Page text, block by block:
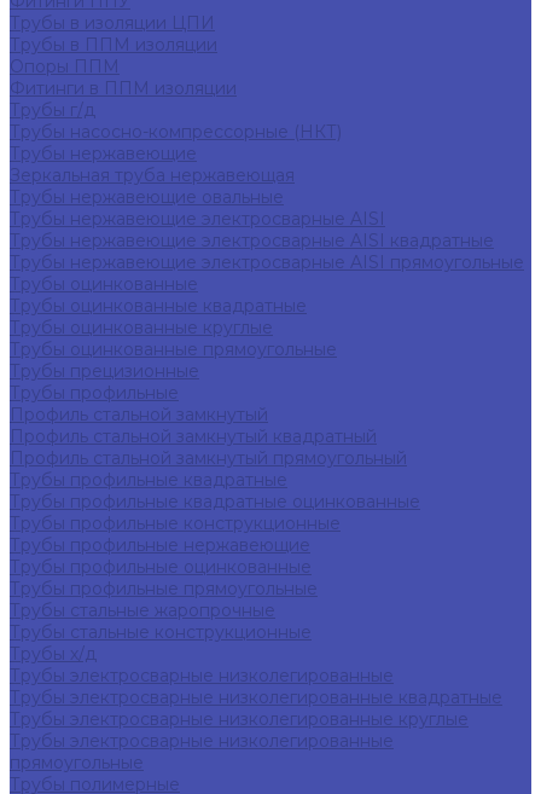
Трубы в изоляции ЦПИ
Трубы в ППМ изоляции
Опоры ППМ
Фитинги в ППМ изоляции
Трубы г/д
Трубы насосно-компрессорные (НКТ)
Трубы нержавеющие
Зеркальная труба нержавеющая
Трубы нержавеющие овальные
Трубы нержавеющие электросварные AISI
Трубы нержавеющие электросварные AISI квадратные
Трубы нержавеющие электросварные AISI прямоугольные
Трубы оцинкованные
Трубы оцинкованные квадратные
Трубы оцинкованные круглые
Трубы оцинкованные прямоугольные
Трубы прецизионные
Трубы профильные
Профиль стальной замкнутый
Профиль стальной замкнутый квадратный
Профиль стальной замкнутый прямоугольный
Трубы профильные квадратные
Трубы профильные квадратные оцинкованные
Трубы профильные конструкционные
Трубы профильные нержавеющие
Трубы профильные оцинкованные
Трубы профильные прямоугольные
Трубы стальные жаропрочные
Трубы стальные конструкционные
Трубы х/д
Трубы электросварные низколегированные
Трубы электросварные низколегированные квадратные
Трубы электросварные низколегированные круглые
Трубы электросварные низколегированные
прямоугольные
Трубы полимерные